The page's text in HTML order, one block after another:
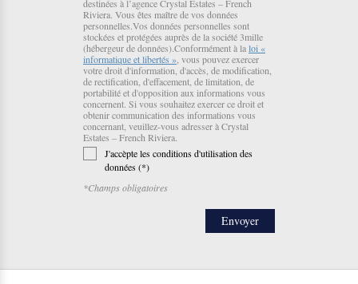
destinées à l’agence Crystal Estates – French
Riviera. Vous êtes maître de vos données
personnelles.Vos données personnelles sont
stockées et protégées auprès de la société 3mille
(hébergeur de données).Conformément à laloi «
informatique et libertés », vous pouvez exercer
votre droit d'information, d'accès, de modification,
de rectification, d'effacement, de limitation, de
portabilité et d'opposition aux informations vous
concernent. Si vous souhaitez exercer ce droit et
obtenir communication des informations vous
concernant, veuillez-vous adresser à Crystal
Estates – French Riviera.
J'accèpte les conditions d'utilisation des
données (*)
*Champs obligatoires